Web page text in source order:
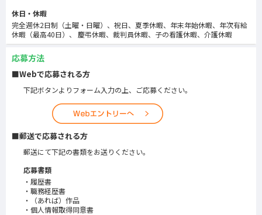
休日・休暇
完全週休2日制（土曜・日曜）、祝日、夏季休暇、年末年始休暇、年次有給
休暇（最高40日）、 慶弔休暇、裁判員休暇、子の看護休暇、介護休暇
応募方法
■Webで応募される方
下記ボタンよりフォーム入力の上、ご応募ください。
■郵送で応募される方
郵送にて下記の書類をお送りください。
応募書類
履歴書
職務経歴書
（あれば）作品
個人情報取得同意書